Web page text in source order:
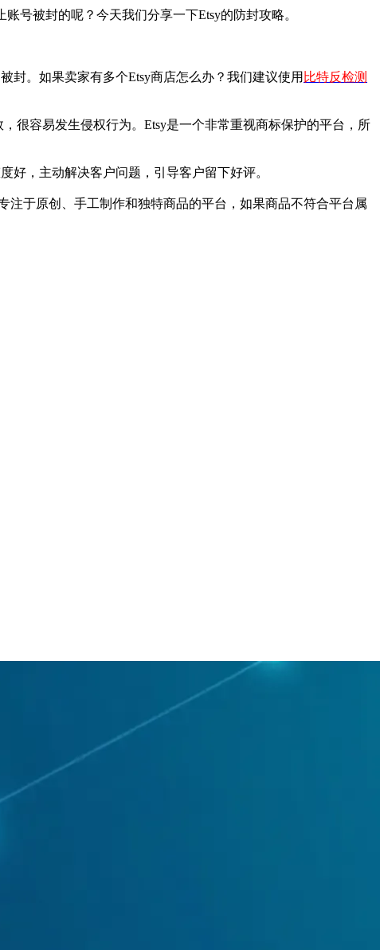
号被封的呢？今天我们分享一下Etsy的防封攻略。
。如果卖家有多个Etsy商店怎么办？我们建议使用 比特反检测
容易发生侵权行为。Etsy是一个非常重视商标保护的平台，所
，主动解决客户问题，引导客户留下好评。
于原创、手工制作和独特商品的平台，如果商品不符合平台属